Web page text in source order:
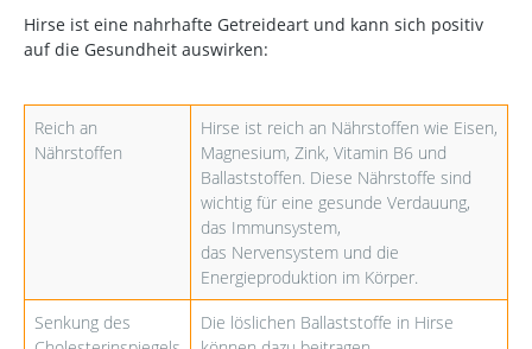
Hirse ist eine nahrhafte Getreideart und kann sich positiv
auf die Gesundheit auswirken:
Reich an
Nährstoffen
Hirse ist reich an Nährstoffen wie Eisen,
Magnesium, Zink, Vitamin B6 und
Ballaststoffen. Diese Nährstoffe sind
wichtig für eine gesunde Verdauung,
das Immunsystem,
das Nervensystem und die
Energieproduktion im Körper.
Senkung des
Die löslichen Ballaststoffe in Hirse